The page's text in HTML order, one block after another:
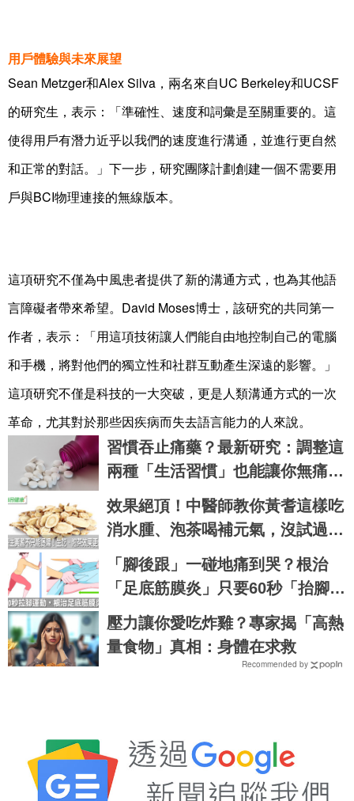
用戶體驗與未來展望
Sean Metzger和Alex Silva，兩名來自UC Berkeley和UCSF
的研究生，表示：「準確性、速度和詞彙是至關重要的。這
使得用戶有潛力近乎以我們的速度進行溝通，並進行更自然
和正常的對話。」下一步，研究團隊計劃創建一個不需要用
戶與BCI物理連接的無線版本。
這項研究不僅為中風患者提供了新的溝通方式，也為其他語
言障礙者帶來希望。David Moses博士，該研究的共同第一
作者，表示：「用這項技術讓人們能自由地控制自己的電腦
和手機，將對他們的獨立性和社群互動產生深遠的影響。」
這項研究不僅是科技的一大突破，更是人類溝通方式的一次
革命，尤其對於那些因疾病而失去語言能力的人來說。
習慣吞止痛藥？最新研究：調整這
兩種「生活習慣」也能讓你無痛一
身輕！
效果絕頂！中醫師教你黃耆這樣吃
消水腫、泡茶喝補元氣，沒試過別
說你懂養生｜每日健康 Health
「腳後跟」一碰地痛到哭？根治
「足底筋膜炎」只要60秒「抬腳伸
展」
壓力讓你愛吃炸雞？專家揭「高熱
量食物」真相：身體在求救
Recommended by